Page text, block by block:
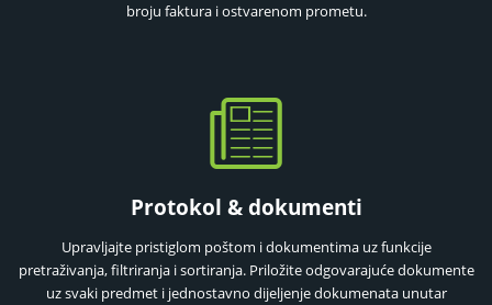
broju faktura i ostvarenom prometu.
Protokol & dokumenti
Upravljajte pristiglom poštom i dokumentima uz funkcije
pretraživanja, filtriranja i sortiranja. Priložite odgovarajuće dokumente
uz svaki predmet i jednostavno dijeljenje dokumenata unutar